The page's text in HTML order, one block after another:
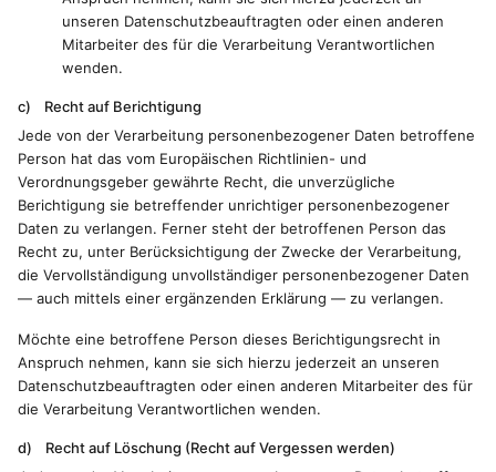
unseren Datenschutzbeauftragten oder einen anderen
Mitarbeiter des für die Verarbeitung Verantwortlichen
wenden.
c) Recht auf Berichtigung
Jede von der Verarbeitung personenbezogener Daten betroffene
Person hat das vom Europäischen Richtlinien- und
Verordnungsgeber gewährte Recht, die unverzügliche
Berichtigung sie betreffender unrichtiger personenbezogener
Daten zu verlangen. Ferner steht der betroffenen Person das
Recht zu, unter Berücksichtigung der Zwecke der Verarbeitung,
die Vervollständigung unvollständiger personenbezogener Daten
— auch mittels einer ergänzenden Erklärung — zu verlangen.
Möchte eine betroffene Person dieses Berichtigungsrecht in
Anspruch nehmen, kann sie sich hierzu jederzeit an unseren
Datenschutzbeauftragten oder einen anderen Mitarbeiter des für
die Verarbeitung Verantwortlichen wenden.
d) Recht auf Löschung (Recht auf Vergessen werden)